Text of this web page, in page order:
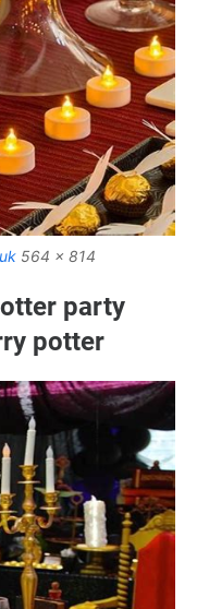
564 x 814
party
potter